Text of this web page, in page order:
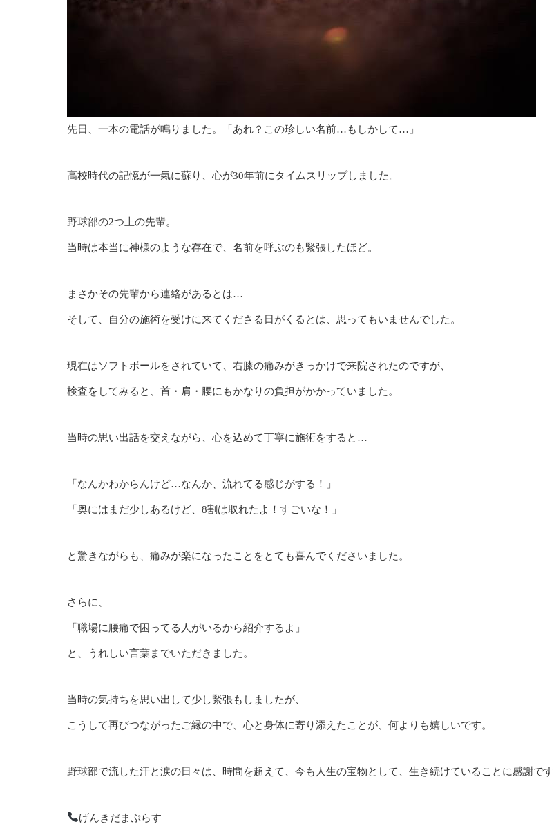
先日、一本の電話が鳴りました。「あれ？この珍しい名前…もしかして…」
高校時代の記憶が一氣に蘇り、心が30年前にタイムスリップしました。
野球部の2つ上の先輩。
当時は本当に神様のような存在で、名前を呼ぶのも緊張したほど。
まさかその先輩から連絡があるとは…
そして、自分の施術を受けに来てくださる日がくるとは、思ってもいませんでした。
現在はソフトボールをされていて、右膝の痛みがきっかけで来院されたのですが、
検査をしてみると、首・肩・腰にもかなりの負担がかかっていました。
当時の思い出話を交えながら、心を込めて丁寧に施術をすると…
「なんかわからんけど…なんか、流れてる感じがする！」
「奥にはまだ少しあるけど、8割は取れたよ！すごいな！」
と驚きながらも、痛みが楽になったことをとても喜んでくださいました。
さらに、
「職場に腰痛で困ってる人がいるから紹介するよ」
と、うれしい言葉までいただきました。
当時の気持ちを思い出して少し緊張もしましたが、
こうして再びつながったご縁の中で、心と身体に寄り添えたことが、何よりも嬉しいです。
野球部で流した汗と涙の日々は、時間を超えて、今も人生の宝物として、生き続けていることに感謝です
げんきだまぷらす